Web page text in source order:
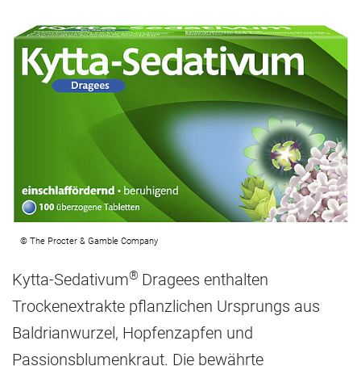
© The Procter & Gamble Company
Kytta-Sedativum® Dragees enthalten
Trockenextrakte pflanzlichen Ursprungs aus
Baldrianwurzel, Hopfenzapfen und
Passionsblumenkraut. Die bewährte